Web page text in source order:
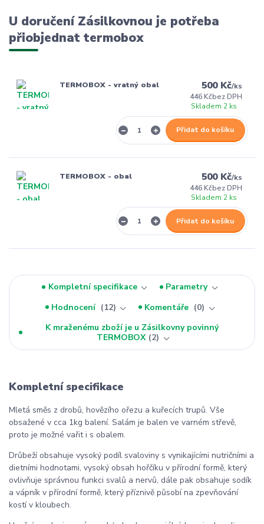
U doručení Zásilkovnou je potřeba
přiobjednat termobox
TERMOBOX - vratný obal 500 Kč/ks
446 Kčbez DPH
Skladem 2 ks
Přidat do košíku
TERMOBOX - obal 500 Kč/ks
446 Kčbez DPH
Skladem 2 ks
Přidat do košíku
Kompletní specifikace
Parametry
Hodnocení
12 Komentáře
0
K mraženému zboží je u Zásilkovny povinný
TERMOBOX 2
Kompletní specifikace
Mletá směs z drobů, hovězího ořezu a kuřecích trupů. Vše
obsažené v cca 1kg balení. Salám je balen ve varném střevě,
proto je možné vařit i s obalem.
Drůbeží obsahuje vysoký podíl svaloviny s vynikajícími nutričními a
dietními hodnotami, vysoký obsah hořčíku v přírodní formě, který
ovlivňuje správnou funkci svalů a nervů, dále pak obsahuje sodík
a vápník v přírodní formě, který příznivě působí na zpevňování
kostí v kloubech.